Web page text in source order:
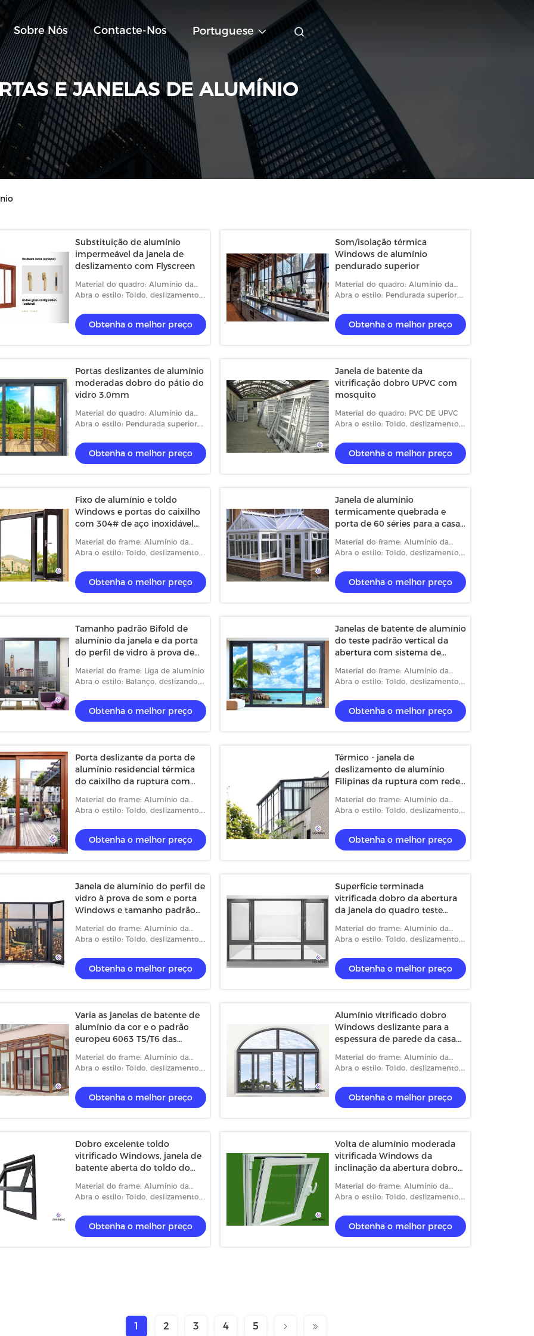
Sobre Nós Contacte-Nos Portuguese
E JANELAS DE ALUMÍNIO
europeia e para
do balanço
Impacto - balanço resistente
Windows aberto, casa de alumínio
Windows do vidro de flutuador
Obtenha o melhor preço
Substituição de alumínio
impermeável da janela de
deslizamento com Flyscreen
Material do quadro: Alumínio da
Térmico-ruptura
Abra o estilo: Toldo, deslizamento,
Obtenha o melhor preço
Som/isolação térmica
Windows de alumínio
pendurado superior
Material do quadro: Alumínio da
Térmico-ruptura
Abra o estilo: Pendurada superior,
fixado
Obtenha o melhor preço
Portas deslizantes de alumínio
moderadas dobro do pátio do
vidro 3.0mm
Material do quadro: Alumínio da
Térmico-ruptura
Abra o estilo: Pendurada superior,
fixado
Obtenha o melhor preço
Janela de batente da
vitrificação dobro UPVC com
mosquito
Material do quadro: PVC DE UPVC
Abra o estilo: Toldo, deslizamento,
Obtenha o melhor preço
Fixo de alumínio e toldo
Windows e portas do caixilho
com 304# de aço inoxidável
Material do frame: Alumínio da
Térmico-ruptura
Abra o estilo: Toldo, deslizamento,
Obtenha o melhor preço
Janela de alumínio
termicamente quebrada e
porta de 60 séries para a casa
moderado 5+12A+5mm
Material do frame: Alumínio da
Térmico-ruptura
Abra o estilo: Toldo, deslizamento,
Obtenha o melhor preço
Tamanho padrão Bifold de
alumínio da janela e da porta
do perfil de vidro à prova de
Material do frame: Liga de alumínio
Abra o estilo: Balanço, deslizando,
Obtenha o melhor preço
Janelas de batente de alumínio
do teste padrão vertical da
abertura com sistema de
Material do frame: Alumínio da
Térmico-ruptura
Abra o estilo: Toldo, deslizamento,
Obtenha o melhor preço
Porta deslizante da porta de
alumínio residencial térmica
do caixilho da ruptura com
Material do frame: Alumínio da
Térmico-ruptura
Abra o estilo: Toldo, deslizamento,
Obtenha o melhor preço
Térmico - janela de
deslizamento de alumínio
Filipinas da ruptura com rede
Material do frame: Alumínio da
Térmico-ruptura
Abra o estilo: Toldo, deslizamento,
Obtenha o melhor preço
Janela de alumínio do perfil de
vidro à prova de som e porta
Windows e tamanho padrão
Material do frame: Alumínio da
Térmico-ruptura
Abra o estilo: Toldo, deslizamento,
Obtenha o melhor preço
Superfície terminada
vitrificada dobro da abertura
da janela do quadro teste
Material do frame: Alumínio da
Térmico-ruptura
Abra o estilo: Toldo, deslizamento,
Obtenha o melhor preço
Varia as janelas de batente de
alumínio da cor e o padrão
europeu 6063 T5/T6 das
Material do frame: Alumínio da
Térmico-ruptura
Abra o estilo: Toldo, deslizamento,
Obtenha o melhor preço
Alumínio vitrificado dobro
Windows deslizante para a
espessura de parede da casa
Material do frame: Alumínio da
Térmico-ruptura
Abra o estilo: Toldo, deslizamento,
Obtenha o melhor preço
Dobro excelente toldo
vitrificado Windows, janela de
batente aberta do toldo do
Material do frame: Alumínio da
Térmico-ruptura
Abra o estilo: Toldo, deslizamento,
Obtenha o melhor preço
Volta de alumínio moderada
vitrificada Windows da
inclinação da abertura dobro
Material do frame: Alumínio da
Térmico-ruptura
Abra o estilo: Toldo, deslizamento,
Obtenha o melhor preço
1 2 3 4 5